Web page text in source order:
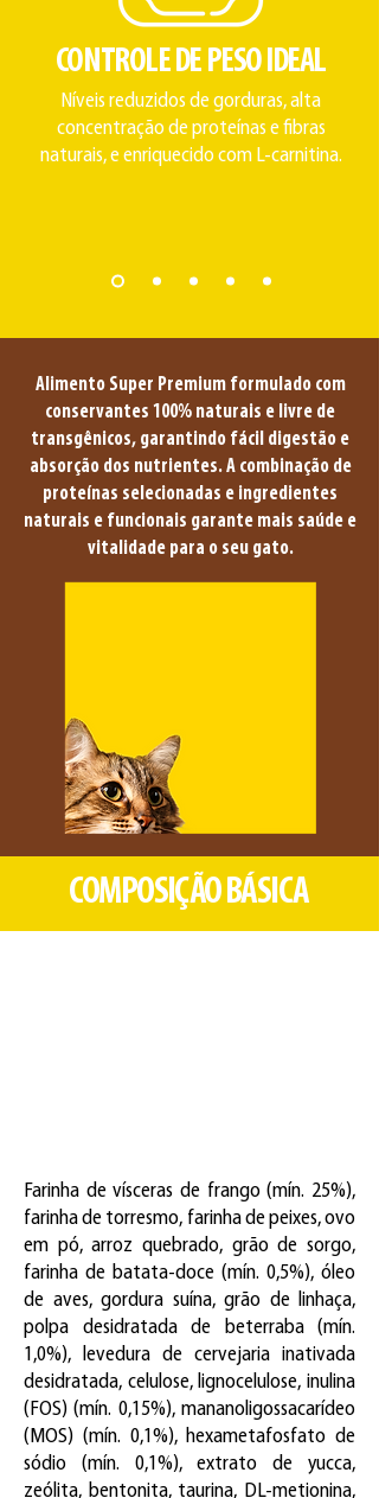
CONTROLE DE PESO IDEAL
Níveis reduzidos de gorduras, alta
concentração de proteínas e fibras
naturais, e enriquecido com L-carnitina.
Alimento Super Premium formulado com
conservantes 100% naturais e livre de
transgênicos, garantindo fácil digestão e
absorção dos nutrientes. A combinação de
proteínas selecionadas e ingredientes
naturais e funcionais garante mais saúde e
vitalidade para o seu gato.
COMPOSIÇÃO BÁSICA
Farinha de vísceras de frango (mín. 25%),
farinha de torresmo, farinha de peixes, ovo
em pó, arroz quebrado, grão de sorgo,
farinha de batata-doce (mín. 0,5%), óleo
de aves, gordura suína, grão de linhaça,
polpa desidratada de beterraba (mín.
1,0%), levedura de cervejaria inativada
desidratada, celulose, lignocelulose, inulina
(FOS) (mín. 0,15%), mananoligossacarídeo
(MOS) (mín. 0,1%), hexametafosfato de
sódio (mín. 0,1%), extrato de yucca,
zeólita, bentonita, taurina, DL-metionina,